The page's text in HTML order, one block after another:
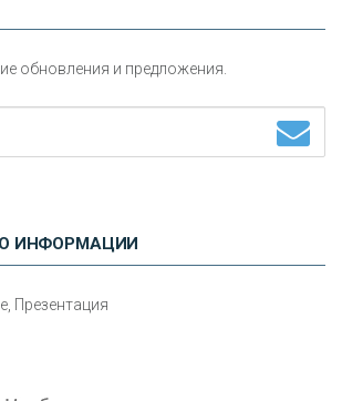
увеличения капитала
обновления и предложения.
ИНФОРМАЦИИ
Презентация